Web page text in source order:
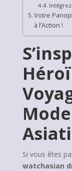
Votre
à l’Action !
Si vous êtes
watchasian